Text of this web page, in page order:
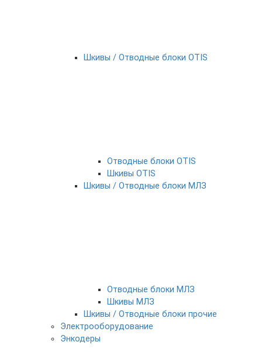
Шкивы / Отводные блоки OTIS
Отводные блоки OTIS
Шкивы OTIS
Шкивы / Отводные блоки МЛЗ
Отводные блоки МЛЗ
Шкивы МЛЗ
Шкивы / Отводные блоки прочие
Электрооборудование
Энкодеры